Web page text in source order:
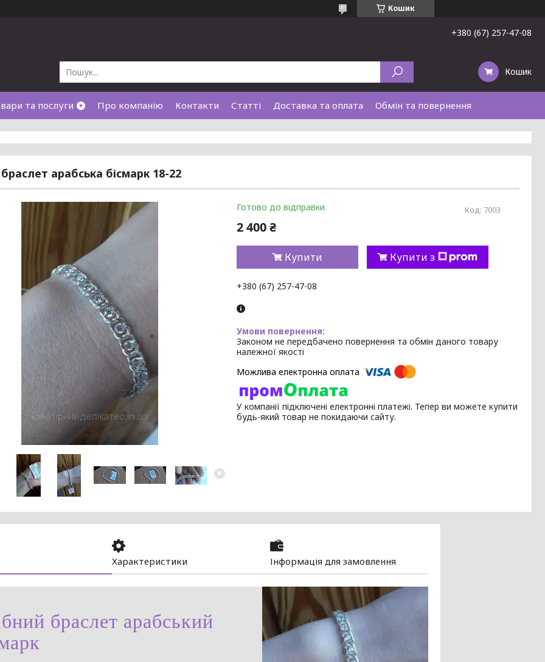
Кошик
+380 (67) 257-47-08
Кошик
та послуги Про компанію Контакти Статті Доставка та оплата Обмін та повернення
арабська бісмарк 18-22
Готово до відправки Код: 7003
2 400 ₴
Купити Купити з
+380 (67) 257-47-08
Законом не передбачено повернення та обмін даного товару
належної якості
У компанії підключені електронні платежі. Тепер ви можете купити
будь-який товар не покидаючи сайту.
Характеристики Інформація для замовлення
браслет арабський